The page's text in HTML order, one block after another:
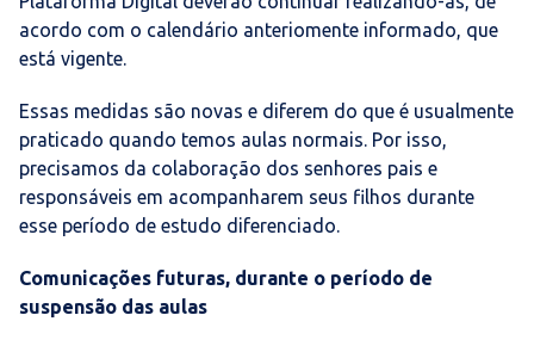
acordo com o calendário anteriomente informado, que
está vigente.
Essas medidas são novas e diferem do que é usualmente
praticado quando temos aulas normais. Por isso,
precisamos da colaboração dos senhores pais e
responsáveis em acompanharem seus filhos durante
esse período de estudo diferenciado.
Comunicações futuras, durante o período de
suspensão das aulas